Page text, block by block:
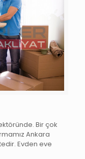
Bir çok
Ankara
Evden eve